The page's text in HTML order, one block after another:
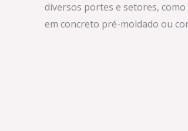
diversos portes e setores,
em concreto pré-moldado ou